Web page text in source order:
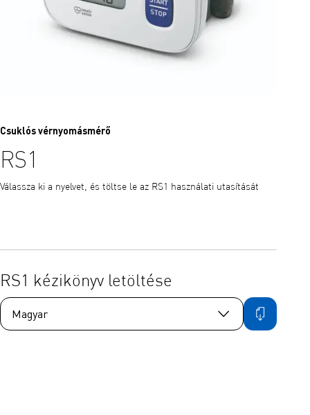
Csuklós vérnyomásmérő
RS1
Válassza ki a nyelvet, és töltse le az RS1 használati utasítását
RS1 kézikönyv letöltése